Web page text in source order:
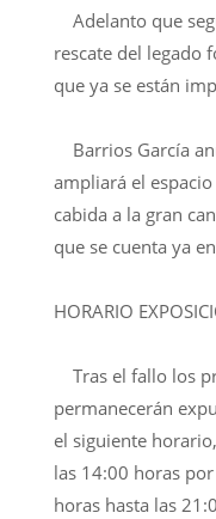
Adelanto que
rescate del legado
que ya se están
Barrios García
ampliará el
cabida a la gran
que se cuenta ya
HORARIO
Tras el fallo los
permanecerán
el siguiente
las 14:00 horas
horas hasta las